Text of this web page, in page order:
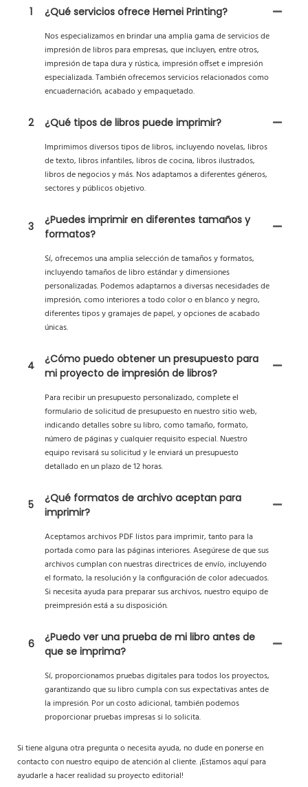
1
¿Qué servicios ofrece Hemei Printing?
Nos especializamos en brindar una amplia gama de servicios de
impresión de libros para empresas, que incluyen, entre otros,
impresión de tapa dura y rústica, impresión offset e impresión
especializada. También ofrecemos servicios relacionados como
encuadernación, acabado y empaquetado.
2
¿Qué tipos de libros puede imprimir?
Imprimimos diversos tipos de libros, incluyendo novelas, libros
de texto, libros infantiles, libros de cocina, libros ilustrados,
libros de negocios y más. Nos adaptamos a diferentes géneros,
sectores y públicos objetivo.
3
¿Puedes imprimir en diferentes tamaños y
formatos?
Sí, ofrecemos una amplia selección de tamaños y formatos,
incluyendo tamaños de libro estándar y dimensiones
personalizadas. Podemos adaptarnos a diversas necesidades de
impresión, como interiores a todo color o en blanco y negro,
diferentes tipos y gramajes de papel, y opciones de acabado
únicas.
4
¿Cómo puedo obtener un presupuesto para
mi proyecto de impresión de libros?
Para recibir un presupuesto personalizado, complete el
formulario de solicitud de presupuesto en nuestro sitio web,
indicando detalles sobre su libro, como tamaño, formato,
número de páginas y cualquier requisito especial. Nuestro
equipo revisará su solicitud y le enviará un presupuesto
detallado en un plazo de 12 horas.
5
¿Qué formatos de archivo aceptan para
imprimir?
Aceptamos archivos PDF listos para imprimir, tanto para la
portada como para las páginas interiores. Asegúrese de que sus
archivos cumplan con nuestras directrices de envío, incluyendo
el formato, la resolución y la configuración de color adecuados.
Si necesita ayuda para preparar sus archivos, nuestro equipo de
preimpresión está a su disposición.
6
¿Puedo ver una prueba de mi libro antes de
que se imprima?
Sí, proporcionamos pruebas digitales para todos los proyectos,
garantizando que su libro cumpla con sus expectativas antes de
la impresión. Por un costo adicional, también podemos
proporcionar pruebas impresas si lo solicita.
Si tiene alguna otra pregunta o necesita ayuda, no dude en ponerse en
contacto con nuestro equipo de atención al cliente. ¡Estamos aquí para
ayudarle a hacer realidad su proyecto editorial!